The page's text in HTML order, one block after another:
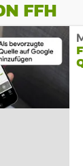
FFH